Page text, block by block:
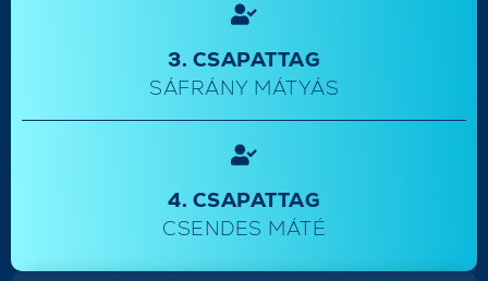
3. CSAPATTAG
SÁFRÁNY MÁTYÁS
4. CSAPATTAG
CSENDES MÁTÉ